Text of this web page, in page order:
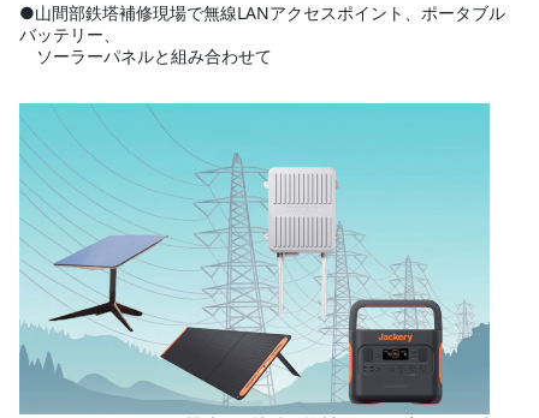
●山間部鉄塔補修現場で無線LANアクセスポイント、ポータブル
バッテリー、
ソーラーパネルと組み合わせて